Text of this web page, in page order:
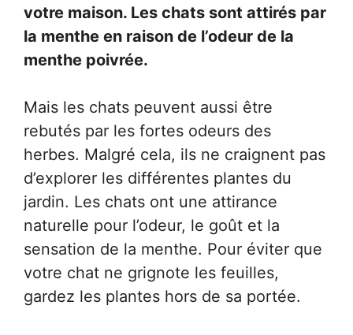
votre maison. Les chats sont attirés par
la menthe en raison de l’odeur de la
menthe poivrée.
Mais les chats peuvent aussi être
rebutés par les fortes odeurs des
herbes. Malgré cela, ils ne craignent pas
d’explorer les différentes plantes du
jardin. Les chats ont une attirance
naturelle pour l’odeur, le goût et la
sensation de la menthe. Pour éviter que
votre chat ne grignote les feuilles,
gardez les plantes hors de sa portée.